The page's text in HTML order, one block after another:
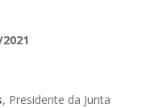
, Presidente da Junta